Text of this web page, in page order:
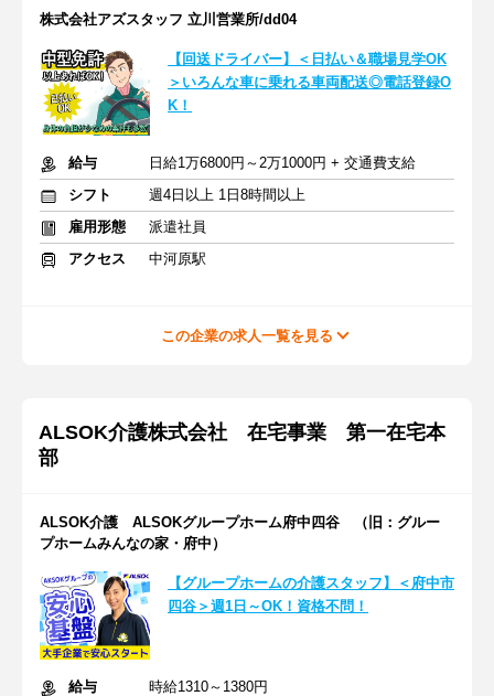
株式会社アズスタッフ 立川営業所/dd04
【回送ドライバー】＜日払い＆職場見学OK
＞いろんな車に乗れる車両配送◎電話登録O
K！
給与
日給1万6800円～2万1000円 + 交通費支給
シフト
週4日以上 1日8時間以上
雇用形態
派遣社員
アクセス
中河原駅
この企業の求人一覧を見る
ALSOK介護株式会社 在宅事業 第一在宅本
部
ALSOK介護 ALSOKグループホーム府中四谷 （旧：グルー
プホームみんなの家・府中）
【グループホームの介護スタッフ】＜府中市
四谷＞週1日～OK！資格不問！
給与
時給1310～1380円